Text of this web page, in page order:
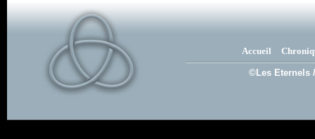
Accueil
©Les Eternels